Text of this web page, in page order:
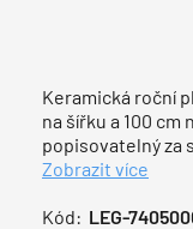
Keramická roční
na šířku a 100 cm
popisovatelný za
Zobrazit více
Kód: LEG-